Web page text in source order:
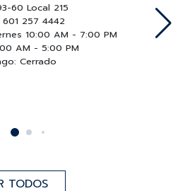
60 Local 215
601 257 4442
10:00 AM - 7:00 PM
AM - 5:00 PM
Cerrado
TODOS